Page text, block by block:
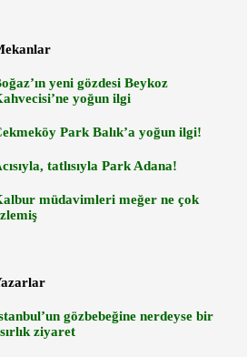
yeni gözdesi Beykoz
yoğun ilgi
Park Balık’a yoğun ilgi!
tatlısıyla Park Adana!
müdavimleri meğer ne çok
gözbebeğine nerdeyse bir
ziyaret